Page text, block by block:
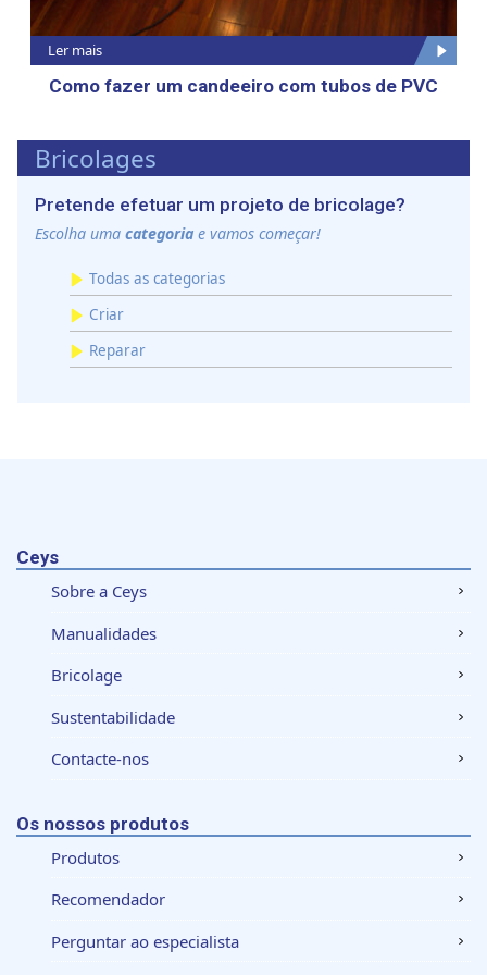
Ler mais
Como fazer um candeeiro com tubos de PVC
Bricolages
Pretende efetuar um projeto de bricolage?
Escolha uma categoria e vamos começar!
Todas as categorias
Criar
Reparar
Ceys
Sobre a Ceys
Manualidades
Bricolage
Sustentabilidade
Contacte-nos
Os nossos produtos
Produtos
Recomendador
Perguntar ao especialista